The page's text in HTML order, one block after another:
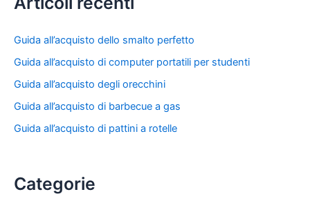
Guida all’acquisto dello smalto perfetto
Guida all’acquisto di computer portatili per studenti
Guida all’acquisto degli orecchini
Guida all’acquisto di barbecue a gas
Guida all’acquisto di pattini a rotelle
Categorie